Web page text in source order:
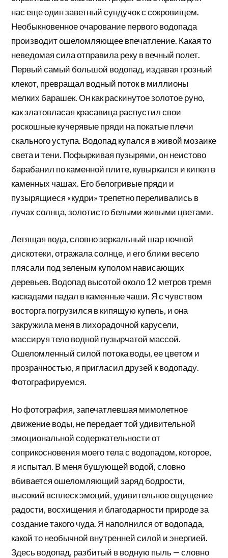
нас еще один заветный сундучок с сокровищем.
Необыкновенное очарование первого водопада
производит ошеломляющее впечатление. Какая то
неведомая сила отправила реку в вечный полет.
Первый самый большой водопад, издавая грозный
клекот, превращал водный поток в миллионы
мелких барашек. Он как раскинутое золотое руно,
как златовласая красавица распустил свои
роскошные кучерявые пряди на покатые плечи
скального уступа. Водопад купался в живой мозаике
света и тени. Пофыркивая пузырями, он неистово
барабанил по каменной плите, кувыркался и кипел в
каменных чашах. Его белогривые пряди и
пузырящиеся «кудри» трепетно переливались в
лучах солнца, золотисто белыми живыми цветами.
Летящая вода, словно зеркальный шар ночной
дискотеки, отражала солнце, и его блики весело
плясали под зеленым куполом нависающих
деревьев. Водопад высотой около 12 метров тремя
каскадами падал в каменные чаши. Я с чувством
восторга погрузился в кипящую купель, и она
закружила меня в лихорадочной карусели,
массируя тело водной пузырчатой массой.
Ошеломленный силой потока воды, ее цветом и
прозрачностью, я пригласил друзей к водопаду.
Фотографируемся.
Но фотография, запечатлевшая мимолетное
движение воды, не передает той удивительной
эмоциональной содержательности от
соприкосновения моего тела с водопадом, которое,
я испытал. В меня бушующей водой, словно
вбивается ошеломляющий заряд бодрости,
высокий всплеск эмоций, удивительное ощущение
радости, восхищения и благодарности природе за
создание такого чуда. Я наполнился от водопада,
какой то необычной внутренней силой и энергией.
Здесь водопад, разбитый в водную пыль — словно